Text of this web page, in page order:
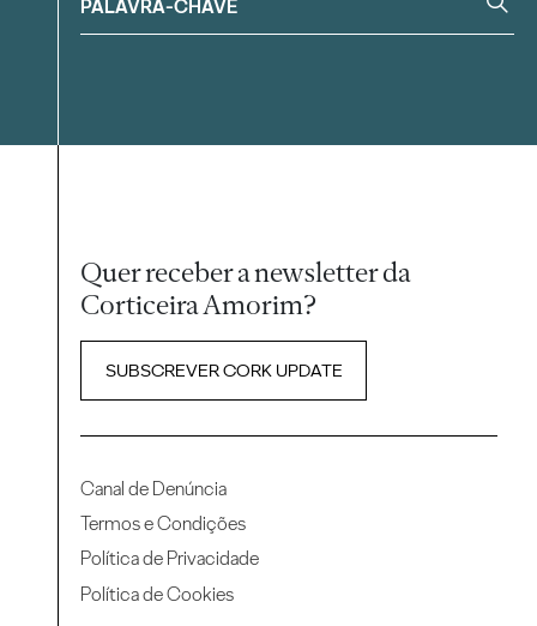
Quer receber a newsletter da
Corticeira Amorim?
SUBSCREVER CORK UPDATE
Canal de Denúncia
Termos e Condições
Política de Privacidade
Política de Cookies